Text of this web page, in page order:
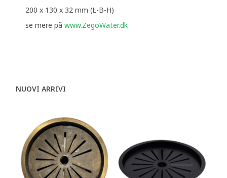
200 x 130 x 32 mm (L-B-H)
se mere på www.ZegoWater.dk
NUOVI ARRIVI